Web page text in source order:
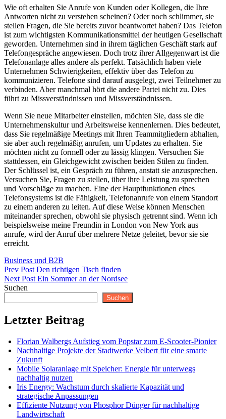
Wie oft erhalten Sie Anrufe von Kunden oder Kollegen, die Ihre
Antworten nicht zu verstehen scheinen? Oder noch schlimmer, sie
stellen Fragen, die Sie bereits zuvor beantwortet haben? Das Telefon
ist zum wichtigsten Kommunikationsmittel der heutigen Gesellschaft
geworden. Unternehmen sind in ihrem täglichen Geschäft stark auf
Telefongespräche angewiesen. Doch trotz ihrer Allgegenwart ist die
Telefonanlage alles andere als perfekt. Tatsächlich haben viele
Unternehmen Schwierigkeiten, effektiv über das Telefon zu
kommunizieren. Telefone sind darauf ausgelegt, zwei Teilnehmer zu
verbinden. Aber manchmal hört die andere Partei nicht zu. Dies
führt zu Missverständnissen und Missverständnissen.
Wenn Sie neue Mitarbeiter einstellen, möchten Sie, dass sie die
Unternehmenskultur und Arbeitsweise kennenlernen. Dies bedeutet,
dass Sie regelmäßige Meetings mit Ihren Teammitgliedern abhalten,
sie aber auch regelmäßig anrufen, um Updates zu erhalten. Sie
möchten nicht zu formell oder zu lässig klingen. Versuchen Sie
stattdessen, ein Gleichgewicht zwischen beiden Stilen zu finden.
Der Schlüssel ist, ein Gespräch zu führen, anstatt sie anzusprechen.
Versuchen Sie, Fragen zu stellen, über ihre Leistung zu sprechen
und Vorschläge zu machen. Eine der Hauptfunktionen eines
Telefonsystems ist die Fähigkeit, Telefonanrufe von einem Standort
zu einem anderen zu leiten. Auf diese Weise können Menschen
miteinander sprechen, obwohl sie physisch getrennt sind. Wenn ich
beispielsweise meine Freundin in London von New York aus
anrufe, wird der Anruf über mehrere Netze geleitet, bevor sie sie
erreicht.
Categories
Business und B2B
Beitragsnavigation
Previous
Post
Prev Post Den richtigen Tisch finden
Next
Post
Next Post Ein Sommer an der Nordsee
Suchen
Suchen
Letzter Beitrag
Florian Walbergs Aufstieg vom Popstar zum E-Scooter-Pionier
Nachhaltige Projekte der Stadtwerke Velbert für eine smarte
Zukunft
Mobile Solaranlage mit Speicher: Energie für unterwegs
nachhaltig nutzen
Iris Energy: Wachstum durch skalierte Kapazität und
strategische Anpassungen
Effiziente Nutzung von Phosphor Dünger für nachhaltige
Landwirtschaft